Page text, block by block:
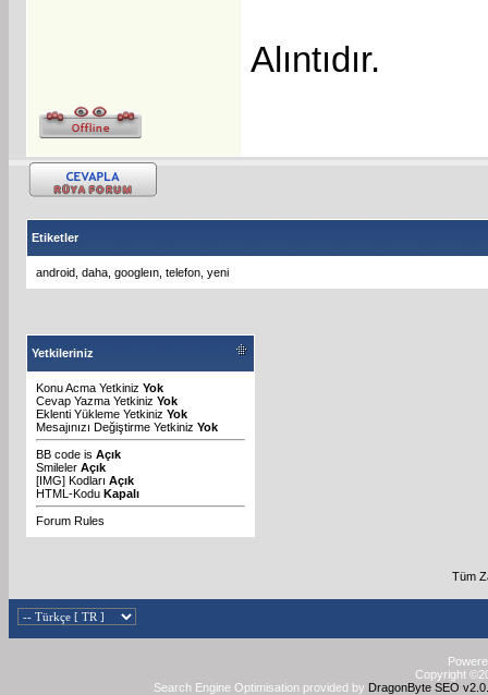
Alıntıdır.
Etiketler
android daha googleın telefon yeni
Yetkileriniz
Konu Acma Yetkiniz Yok
Cevap Yazma Yetkiniz Yok
Eklenti Yükleme Yetkiniz Yok
Mesajınızı Değiştirme Yetkiniz Yok
BB code is Açık
Smileler Açık
[IMG] Kodları Açık
HTML-Kodu Kapalı
Forum Rules
Tüm
Copyright
Search Engine Optimisation provided by DragonByte SEO